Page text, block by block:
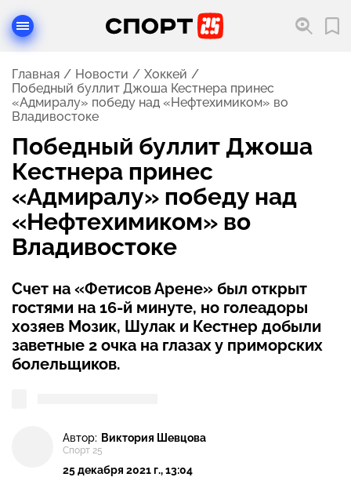
Главная Новости
Хоккей
Победный буллит Джоша Кестнера принес
«Адмиралу» победу над «Нефтехимиком» во
Владивостоке
Победный буллит Джоша
Кестнера принес
«Адмиралу» победу над
«Нефтехимиком» во
Владивостоке
Счет на «Фетисов Арене» был открыт
гостями на 16-й минуте, но голеадоры
хозяев Мозик, Шулак и Кестнер добыли
заветные 2 очка на глазах у приморских
болельщиков.
Автор: Виктория Шевцова
Спорт 25
25 декабря 2021 г., 13:04